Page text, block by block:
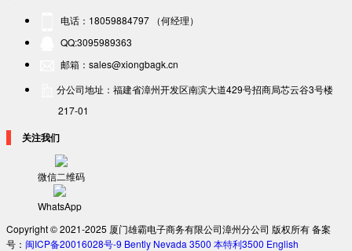
电话：18059884797 （何经理）
QQ:3095989363
邮箱：sales@xiongbagk.cn
分公司地址：福建省漳州开发区南滨大道429号招商局芯云谷3号楼
217-01
关注我们
微信二维码
WhatsApp
Copyright © 2021-2025 厦门雄霸电子商务有限公司漳州分公司 版权所有 备案
号： 闽ICP备20016028号-9 Bently Nevada 3500 本特利3500 English